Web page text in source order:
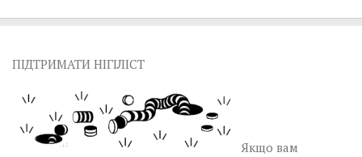
ПІДТРИМАТИ НІГІЛІСТ
Якщо вам